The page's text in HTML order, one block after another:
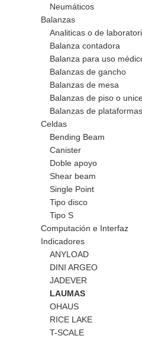
Neumáticos
Balanzas
Analiticas o de
Balanza contadora
Balanza para uso
Balanzas de gancho
Balanzas de mesa
Balanzas de piso o
Balanzas de
Celdas
Bending Beam
Canister
Doble apoyo
Shear beam
Single Point
Tipo disco
Tipo S
Computación e Interfaz
Indicadores
ANYLOAD
DINI ARGEO
JADEVER
LAUMAS
OHAUS
RICE LAKE
T-SCALE